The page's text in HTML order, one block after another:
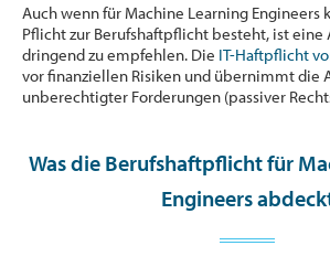
Auch wenn für Machine Learning Engineers
Pflicht zur Berufshaftpflicht besteht, ist eine
dringend zu empfehlen. Die IT-Haftpflicht
vor finanziellen Risiken und übernimmt die
unberechtigter Forderungen (passiver
Was die Berufshaftpflicht für
Engineers